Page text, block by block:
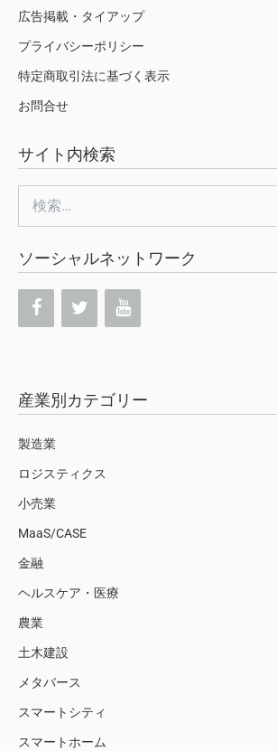
広告掲載・タイアップ
プライバシーポリシー
特定商取引法に基づく表示
お問合せ
サイト内検索
索:
ソーシャルネットワーク
産業別カテゴリー
製造業
ロジスティクス
小売業
MaaS/CASE
金融
ヘルスケア・医療
農業
土木建設
メタバース
スマートシティ
スマートホーム